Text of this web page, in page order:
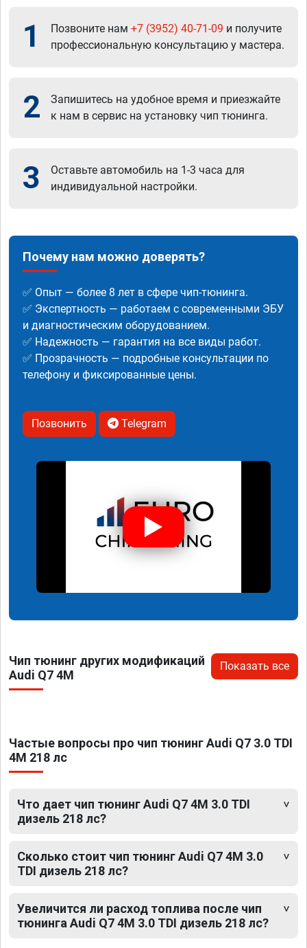
1 Позвоните нам +7 (3952) 40-71-09 и получите
профессиональную консультацию у мастера.
2
Запишитесь на удобное время и приезжайте
к нам в сервис на установку чип тюнинга.
3
Оставьте автомобиль на 1-3 часа для
индивидуальной настройки.
Почему нам можно доверять?
✅ Опыт — более 8 лет в сфере чип-тюнинга.
✅ Экспертность — работаем с современными ЭБУ
и диагностическим оборудованием.
✅ Надежность — гарантия на все виды работ.
✅ Прозрачность — подробные консультации по
телефону и фиксированные цены.
Позвонить Telegram
Чип тюнинг других модификаций
Audi Q7 4M
Показать все
Частые вопросы про чип тюнинг Audi Q7 3.0 TDI
4M 218 лс
Что дает чип тюнинг Audi Q7 4M 3.0 TDI
дизель 218 лс?
Сколько стоит чип тюнинг Audi Q7 4M 3.0
TDI дизель 218 лс?
Увеличится ли расход топлива после чип
тюнинга Audi Q7 4M 3.0 TDI дизель 218 лс?